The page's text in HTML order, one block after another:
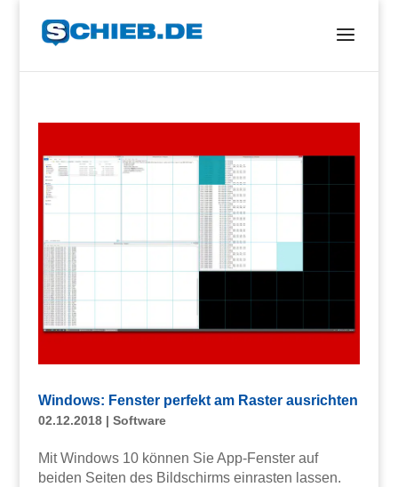
Windows: Fenster perfekt am Raster ausrichten
02.12.2018| Software
Mit Windows 10 können Sie App-Fenster auf
beiden Seiten des Bildschirms einrasten lassen.